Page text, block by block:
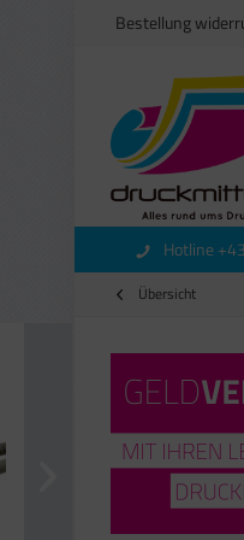
Bestellung
Hotline
Übersicht